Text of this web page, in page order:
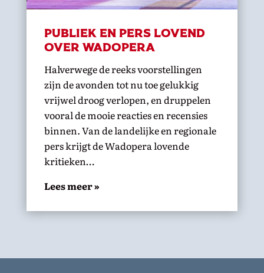
Publiek en pers lovend
over wadopera
Halverwege de reeks voorstellingen
zijn de avonden tot nu toe gelukkig
vrijwel droog verlopen, en druppelen
vooral de mooie reacties en recensies
binnen. Van de landelijke en regionale
pers krijgt de Wadopera lovende
kritieken…
Lees meer »